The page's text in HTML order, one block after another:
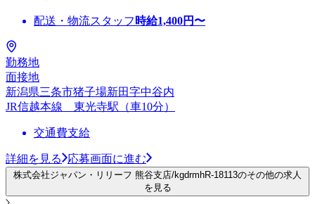
配送・物流スタッフ 時給1,400円〜
勤務地
面接地
新潟県三条市猪子場新田字中谷内
JR信越本線 東光寺駅（車10分）
交通費支給
詳細を見る 応募画面に進む
株式会社ジャパン・リリーフ 熊谷支店/kgdrmhR-18113のその他の求人
を見る